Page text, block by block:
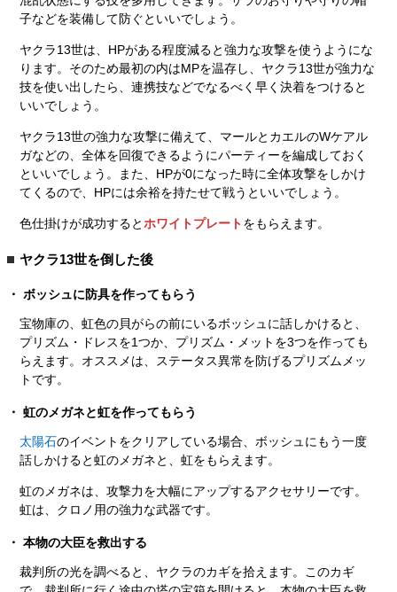
子などを装備して防ぐといいでしょう。
ヤクラ13世は、HPがある程度減ると強力な攻撃を使うようにな
ります。そのため最初の内はMPを温存し、ヤクラ13世が強力な
技を使い出したら、連携技などでなるべく早く決着をつけると
いいでしょう。
ヤクラ13世の強力な攻撃に備えて、マールとカエルのWケアル
ガなどの、全体を回復できるようにパーティーを編成しておく
といいでしょう。また、HPが0になった時に全体攻撃をしかけ
てくるので、HPには余裕を持たせて戦うといいでしょう。
色仕掛けが成功するとホワイトプレートをもらえます。
ヤクラ13世を倒した後
ボッシュに防具を作ってもらう
宝物庫の、虹色の貝がらの前にいるボッシュに話しかけると、
プリズム・ドレスを1つか、プリズム・メットを3つを作っても
らえます。オススメは、ステータス異常を防げるプリズムメッ
トです。
虹のメガネと虹を作ってもらう
太陽石のイベントをクリアしている場合、ボッシュにもう一度
話しかけると虹のメガネと、虹をもらえます。
虹のメガネは、攻撃力を大幅にアップするアクセサリーです。
虹は、クロノ用の強力な武器です。
本物の大臣を救出する
裁判所の光を調べると、ヤクラのカギを拾えます。このカギ